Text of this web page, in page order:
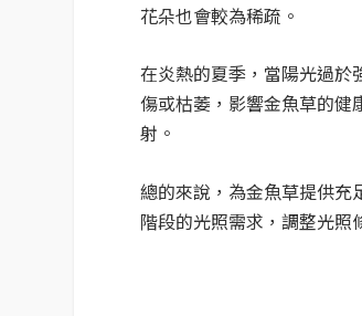
花朵也會較為稀疏。
在炎熱的夏季，當陽光過於
傷或枯萎，影響金魚草的健
射。
總的來說，為金魚草提供充
階段的光照需求，調整光照